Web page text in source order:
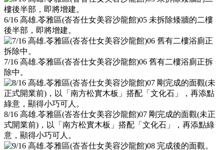
6/16 高雄.苓雅區(峇峇仕女美容沙龍館)05 未拆除矮牆的二樓
後半部，即將增建。
7/16 高雄.苓雅區(峇峇仕女美容沙龍館)06 舊有二樓浴廁正拆
除中。
8/16 高雄.苓雅區(峇峇仕女美容沙龍館)07 剛完成的面觀(未正
式開業前)，以「南方松實木板」搭配「文化石」，再添點綠
意，顯得小巧可人。